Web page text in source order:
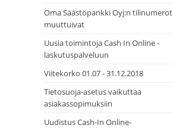
Oma Säästöpankki Oyj:n tilinumerot
muuttuivat
Uusia toimintoja Cash In Online -
laskutuspalveluun
Viitekorko 01.07 - 31.12.2018
Tietosuoja-asetus vaikuttaa
asiakassopimuksiin
Uudistus Cash-In Online-